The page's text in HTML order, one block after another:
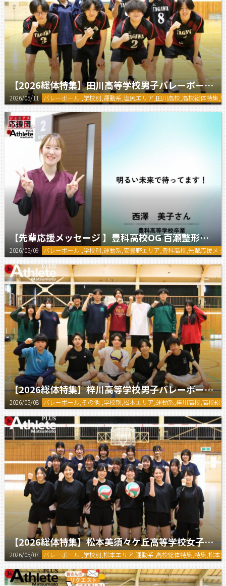
【2026総体特集】田川高等学校男子バレーボール部
2026/05/11 バレーボール ,学校別,運動系,塩尻エリア,田川高校,高校総体特集,
【先輩応援メッセージ 】豊科高校OG 百瀬整形外科スポーツクリニック 西澤さん
2026/05/09 バレーボール ,学校別,運動系,安曇野エリア,豊科高校,先輩応援メ
【2026総体特集】梓川高等学校男子バレーボール部
2026/05/08 バレーボール,その他 ,学校別,松本エリア,運動系,梓川高校,高校総
【2026総体特集】松本美須々ケ丘高等学校女子バレーボール部
2026/05/07 バレーボール ,学校別,松本エリア,運動系,高校総体特集,特集,松本